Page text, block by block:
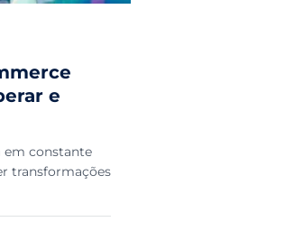
e
em constante
transformações